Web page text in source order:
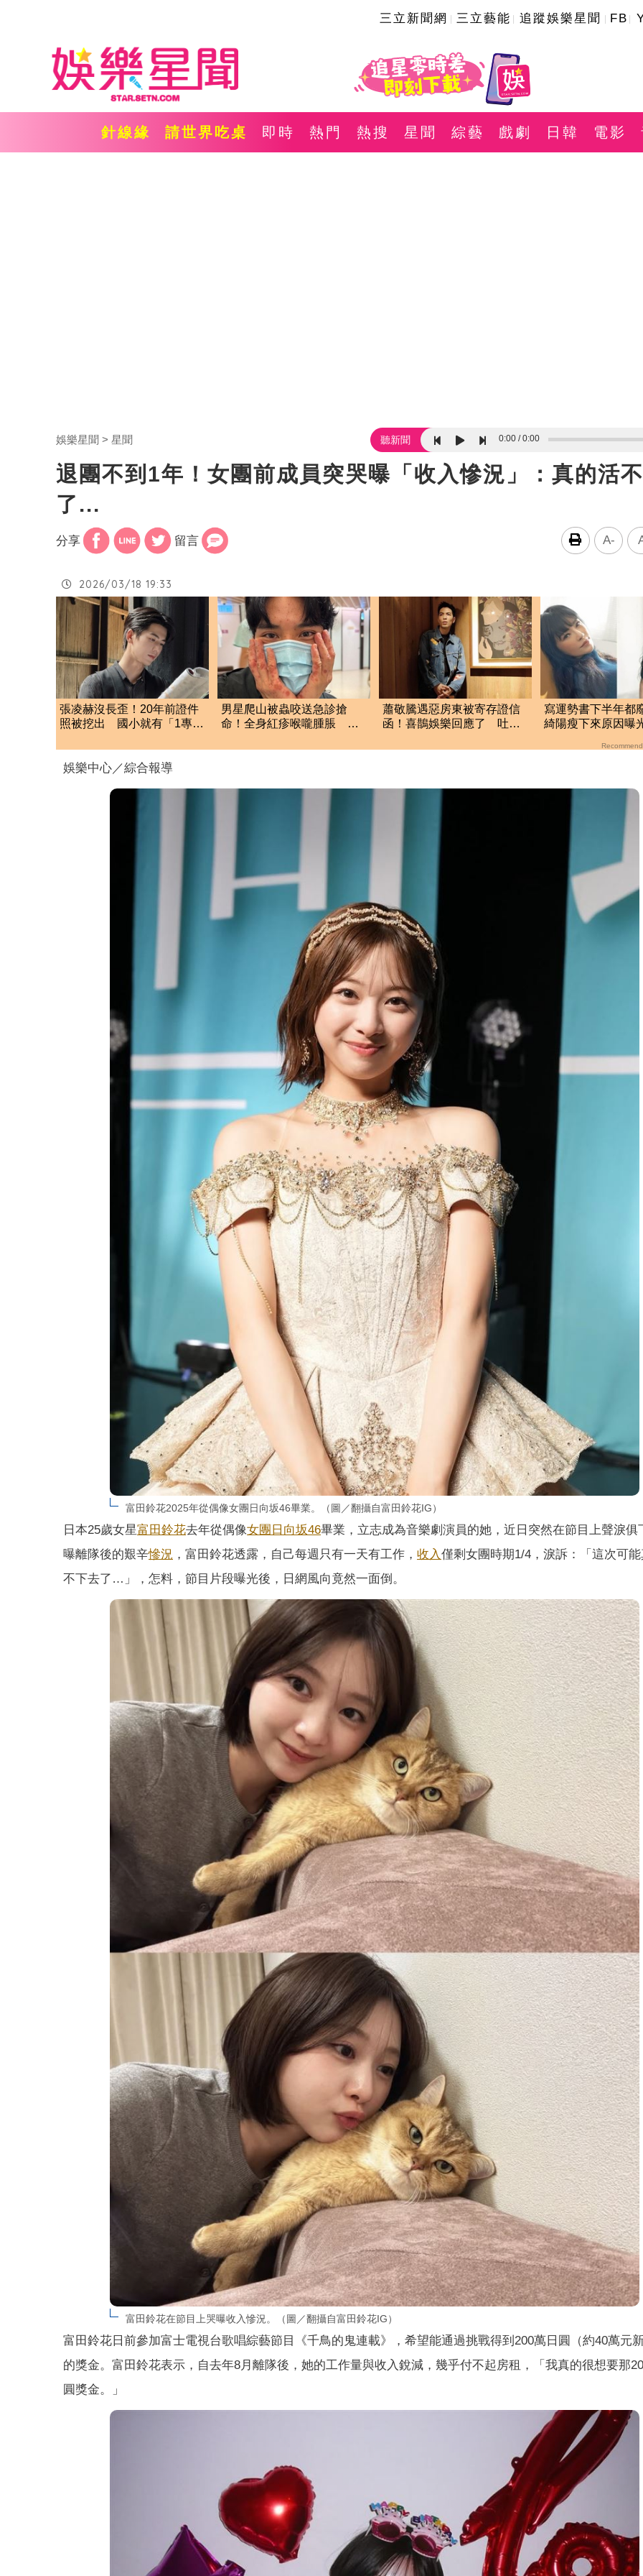
三立新聞網 三立藝能 追蹤娛樂星聞 FB
針線緣 請世界吃桌 即時 熱門 熱搜 星聞 綜藝 戲劇 日韓 電影
娛樂星聞 星聞 聽新聞 0:00 0:00
退團不到1年！女團前成員突哭曝「收入慘況」：真的活
了...
分享 留言 A-
2026/03/18 19:33
張凌赫沒長歪！20年前證件
照被挖出 國小就有「1專業
男星爬山被蟲咬送急診搶
命！全身紅疹喉嚨腫脹 說
蕭敬騰遇惡房東被寄存證信
函！喜鵲娛樂回應了 吐三
寫運勢書下半年都
綺陽瘦下來原因曝
娛樂中心／綜合報導
富田鈴花2025年從偶像女團日向坂46畢業。（圖／翻攝自富田鈴花IG）
日本25歲女星富田鈴花去年從偶像女團 日向坂46畢業，立志成為音樂劇演員的她，近日突然在節目上聲淚俱
曝離隊後的艱辛慘況 ，富田鈴花透露，自己每週只有一天有工作， 收入僅剩女團時期1/4，淚訴：「這次可
不下去了…」，怎料，節目片段曝光後，日網風向竟然一面倒。
富田鈴花在節目上哭曝收入慘況。（圖／翻攝自富田鈴花IG）
富田鈴花日前參加富士電視台歌唱綜藝節目《千鳥的鬼連載》，希望能通過挑戰得到200萬日圓（約40萬元
的獎金。富田鈴花表示，自去年8月離隊後，她的工作量與收入銳減，幾乎付不起房租，「我真的很想要那
圓獎金。」